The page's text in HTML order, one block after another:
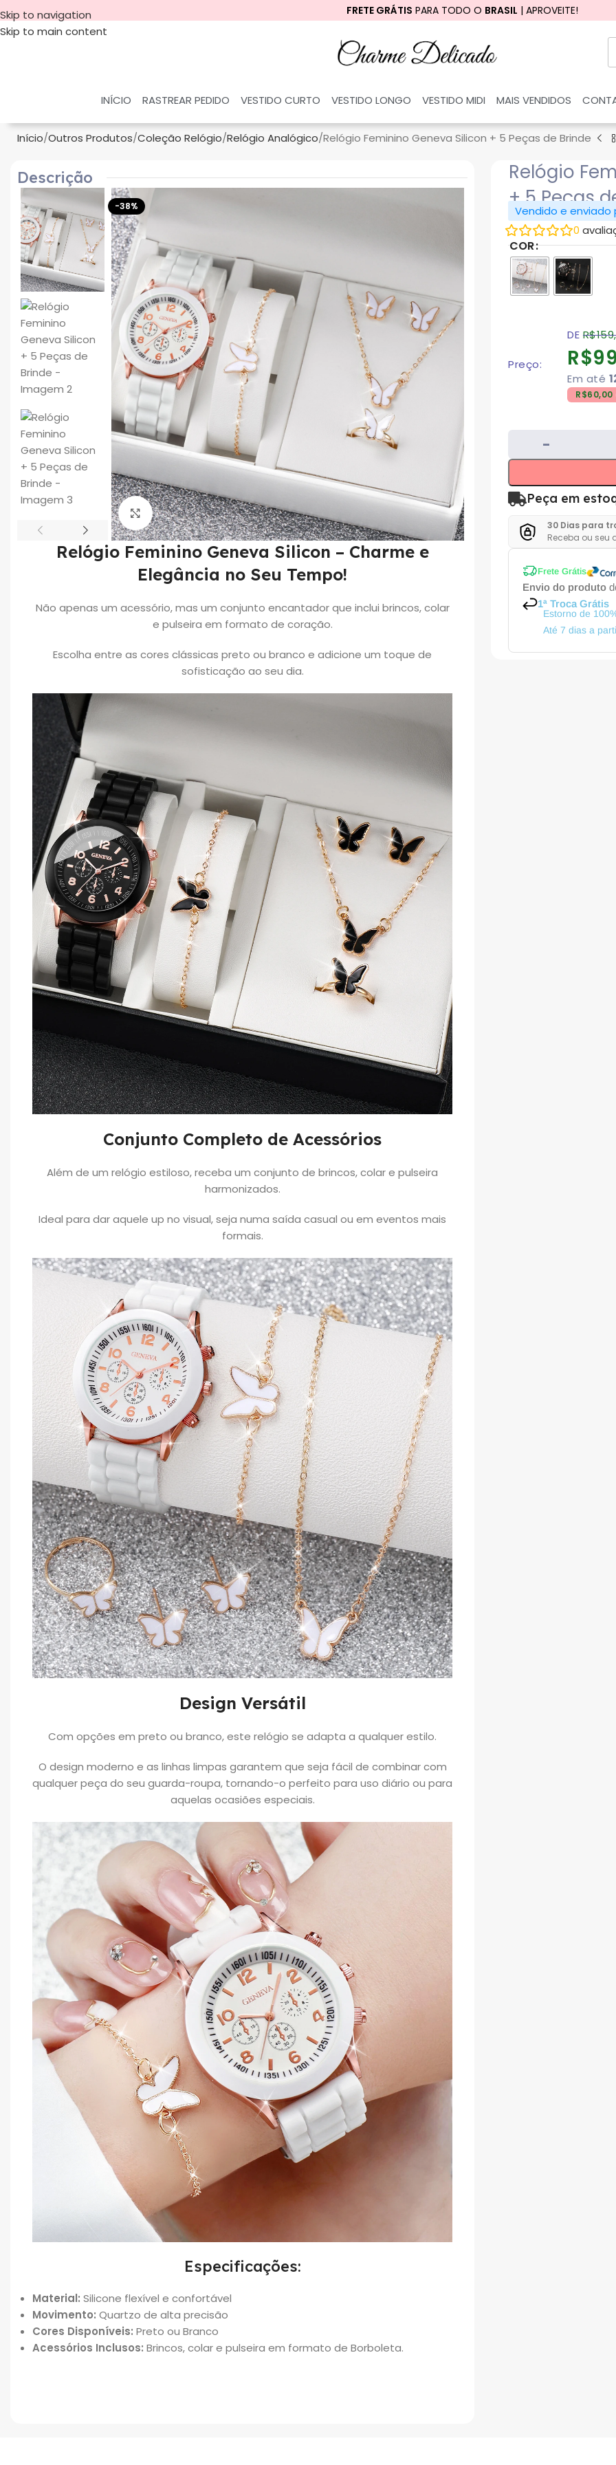
Skip to navigation
Skip to main content
FRETE GRÁTIS PARA TODO O BRASIL | APROVEITE!
INÍCIO RASTREAR PEDIDO VESTIDO CURTO VESTIDO LONGO VESTIDO MIDI MAIS VENDIDOS
Início Outros Produtos Coleção Relógio Relógio Analógico Relógio Feminino Geneva Silicon + 5 Peças de Brinde
Descrição
-38%
Click to enlarge
Relógio Feminino Geneva Silicon – Charme e
Elegância no Seu Tempo!
Não apenas um acessório, mas um conjunto encantador que inclui brincos, colar
e pulseira em formato de coração.
Escolha entre as cores clássicas preto ou branco e adicione um toque de
sofisticação ao seu dia.
Conjunto Completo de Acessórios
Além de um relógio estiloso, receba um conjunto de brincos, colar e pulseira
harmonizados.
Ideal para dar aquele up no visual, seja numa saída casual ou em eventos mais
formais.
Design Versátil
Com opções em preto ou branco, este relógio se adapta a qualquer estilo.
O design moderno e as linhas limpas garantem que seja fácil de combinar com
qualquer peça do seu guarda-roupa, tornando-o perfeito para uso diário ou para
aquelas ocasiões especiais.
Especificações:
Material: Silicone flexível e confortável
Movimento: Quartzo de alta precisão
Cores Disponíveis: Preto ou Branco
Acessórios Inclusos: Brincos, colar e pulseira em formato de Borboleta.
Relógio
+ 5 Peças
Vendido e enviado
0
COR
Preço:
DE R$
R$
Em até
R$60,00
Peça em
30 Dias para
Receba ou seu
Frete Grátis
Envio do produto
1ª Troca Grátis
Estorno de
Até 7 dias a